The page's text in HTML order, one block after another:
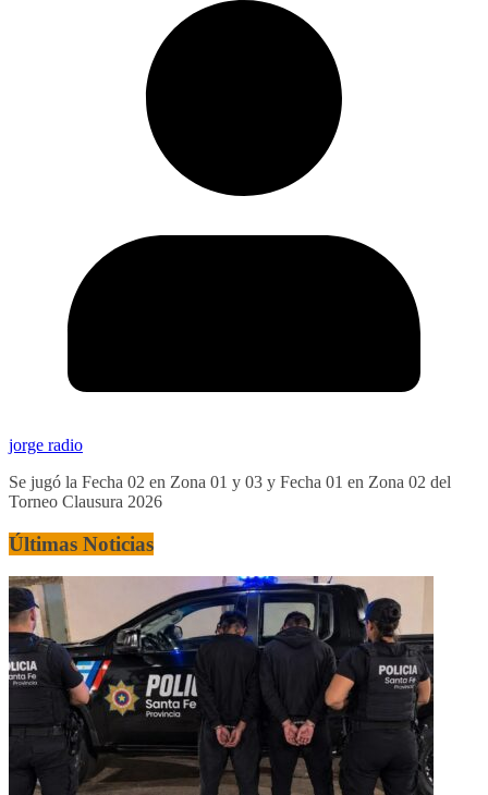
jorge radio
Se jugó la Fecha 02 en Zona 01 y 03 y Fecha 01 en Zona 02 del
Torneo Clausura 2026
Últimas Noticias